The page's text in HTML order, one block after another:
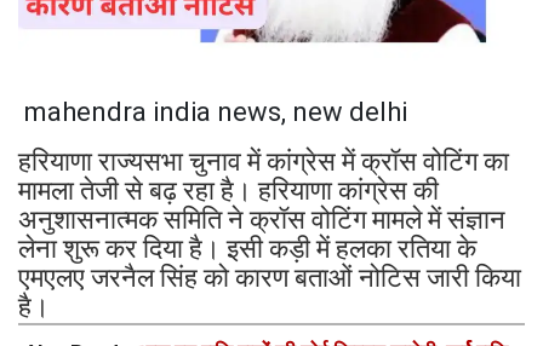
mahendra india news, new delhi
हरियाणा राज्यसभा चुनाव में कांग्रेस में क्रॉस वोटिंग का
मामला तेजी से बढ़ रहा है। हरियाणा कांग्रेस की
अनुशासनात्मक समिति ने क्रॉस वोटिंग मामले में संज्ञान
लेना शुरू कर दिया है। इसी कड़ी में हलका रतिया के
एमएलए जरनैल सिंह को कारण बताओं नोटिस जारी किया
है।